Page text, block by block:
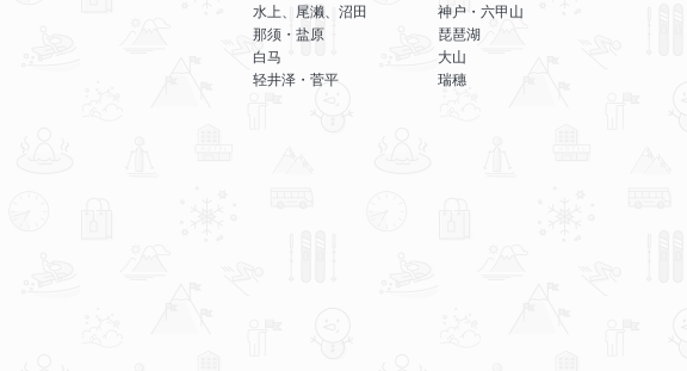
水上、尾濑、沼田
那须・盐原
白马
轻井泽・菅平
神户・六甲山
琵琶湖
大山
瑞穗